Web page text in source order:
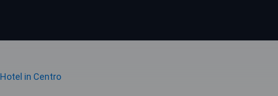
Hotel in Centro